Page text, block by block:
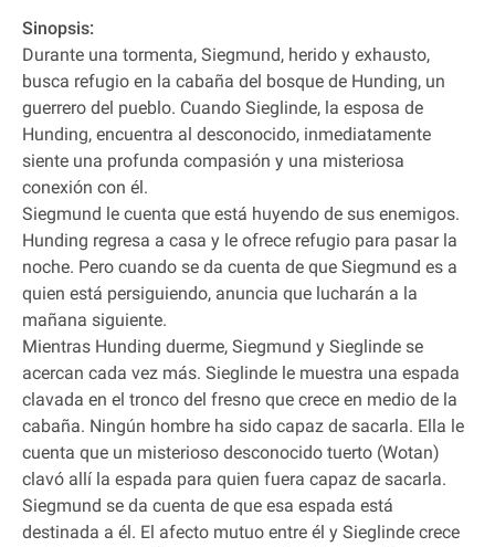
Sinopsis:
Durante una tormenta, Siegmund, herido y exhausto,
busca refugio en la cabaña del bosque de Hunding, un
guerrero del pueblo. Cuando Sieglinde, la esposa de
Hunding, encuentra al desconocido, inmediatamente
siente una profunda compasión y una misteriosa
conexión con él.
Siegmund le cuenta que está huyendo de sus enemigos.
Hunding regresa a casa y le ofrece refugio para pasar la
noche. Pero cuando se da cuenta de que Siegmund es a
quien está persiguiendo, anuncia que lucharán a la
mañana siguiente.
Mientras Hunding duerme, Siegmund y Sieglinde se
acercan cada vez más. Sieglinde le muestra una espada
clavada en el tronco del fresno que crece en medio de la
cabaña. Ningún hombre ha sido capaz de sacarla. Ella le
cuenta que un misterioso desconocido tuerto (Wotan)
clavó allí la espada para quien fuera capaz de sacarla.
Siegmund se da cuenta de que esa espada está
destinada a él. El afecto mutuo entre él y Sieglinde crece